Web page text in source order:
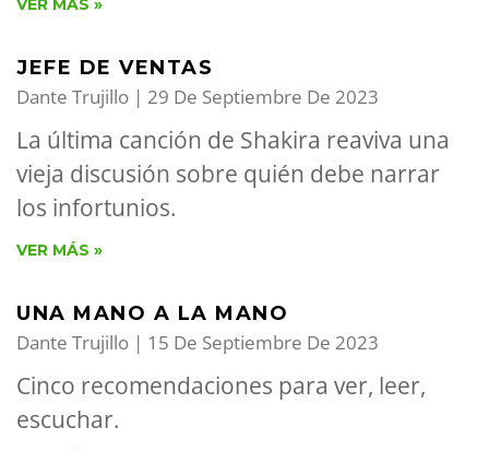
VER MÁS »
JEFE DE VENTAS
Dante Trujillo 29 De Septiembre De 2023
La última canción de Shakira reaviva una
vieja discusión sobre quién debe narrar
los infortunios.
VER MÁS »
UNA MANO A LA MANO
Dante Trujillo 15 De Septiembre De 2023
Cinco recomendaciones para ver, leer,
escuchar.